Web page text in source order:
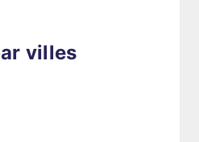
villes